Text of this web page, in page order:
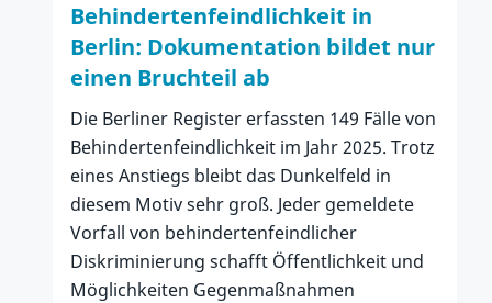
Behindertenfeindlichkeit in
Berlin: Dokumentation bildet nur
einen Bruchteil ab
Die Berliner Register erfassten 149 Fälle von
Behindertenfeindlichkeit im Jahr 2025. Trotz
eines Anstiegs bleibt das Dunkelfeld in
diesem Motiv sehr groß. Jeder gemeldete
Vorfall von behindertenfeindlicher
Diskriminierung schafft Öffentlichkeit und
Möglichkeiten Gegenmaßnahmen